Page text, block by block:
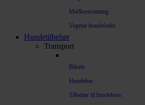
Mælkeerstatning
Vegetar hundefoder
Hundetilbehør
Transport
Bilsele
Hundebur
Tilbehør til hundebure